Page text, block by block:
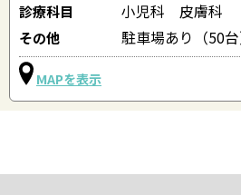
診療科目 小児科 皮膚科
その他 駐車場あり（50台
MAPを表示